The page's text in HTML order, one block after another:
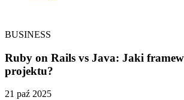
BUSINESS
Ruby on Rails vs Java: Jaki
projektu?
21 paź 2025